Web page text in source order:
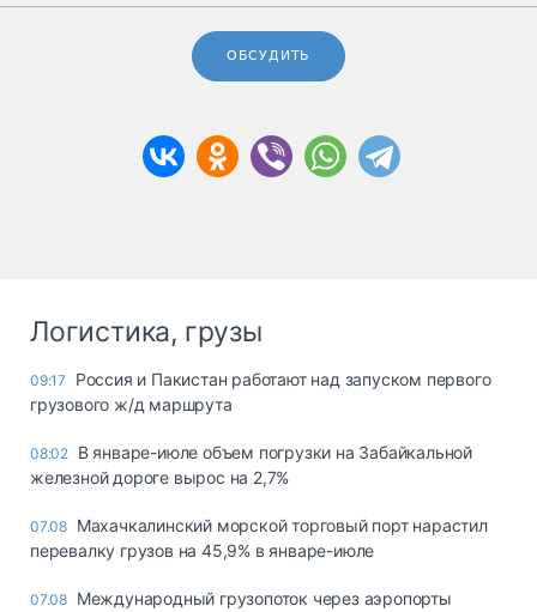
ОБСУДИТЬ
Логистика, грузы
09:17
Россия и Пакистан работают над запуском первого
грузового ж/д маршрута
08:02 В январе-июле объем погрузки на Забайкальной
железной дороге вырос на 2,7%
07.08 Махачкалинский морской торговый порт нарастил
перевалку грузов на 45,9% в январе-июле
07.08 Международный грузопоток через аэропорты